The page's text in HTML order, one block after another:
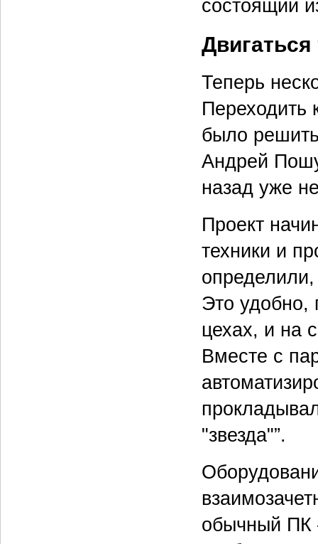
состоящий
Теперь
Переходить
было
Андрей
назад уже
Проект
техники и
Это удобно,
цехах, и на
Вместе с
"звезда"”.
обычный ПК